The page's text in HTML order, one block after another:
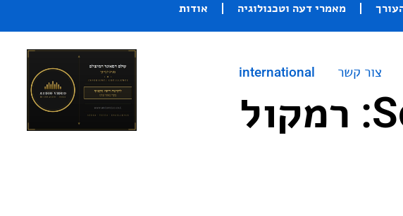
מאמרי דעה וטכנולוגיה אודות
צור קשר international
Sonus Faber Lumina I: רמקול